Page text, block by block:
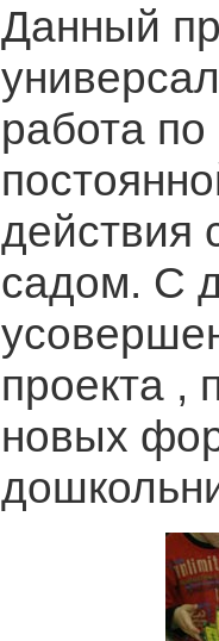
Данный
работа
действия
садом. С
проекта ,
новых